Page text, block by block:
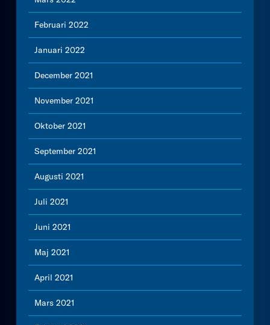
Februari 2022
Januari 2022
December 2021
November 2021
Oktober 2021
September 2021
Augusti 2021
Juli 2021
Juni 2021
Maj 2021
April 2021
Mars 2021